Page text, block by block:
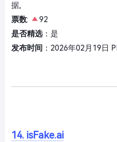
据,
票数:
92
是否精选：是
发布时间 ：2026年02月19日
14. isFake.ai